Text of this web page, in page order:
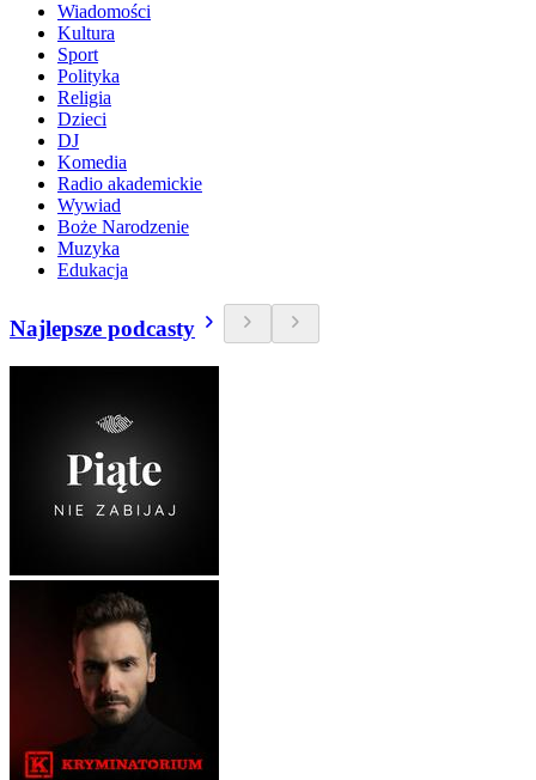
Wiadomości
Kultura
Sport
Polityka
Religia
Dzieci
DJ
Komedia
Radio akademickie
Wywiad
Boże Narodzenie
Muzyka
Edukacja
Najlepsze podcasty